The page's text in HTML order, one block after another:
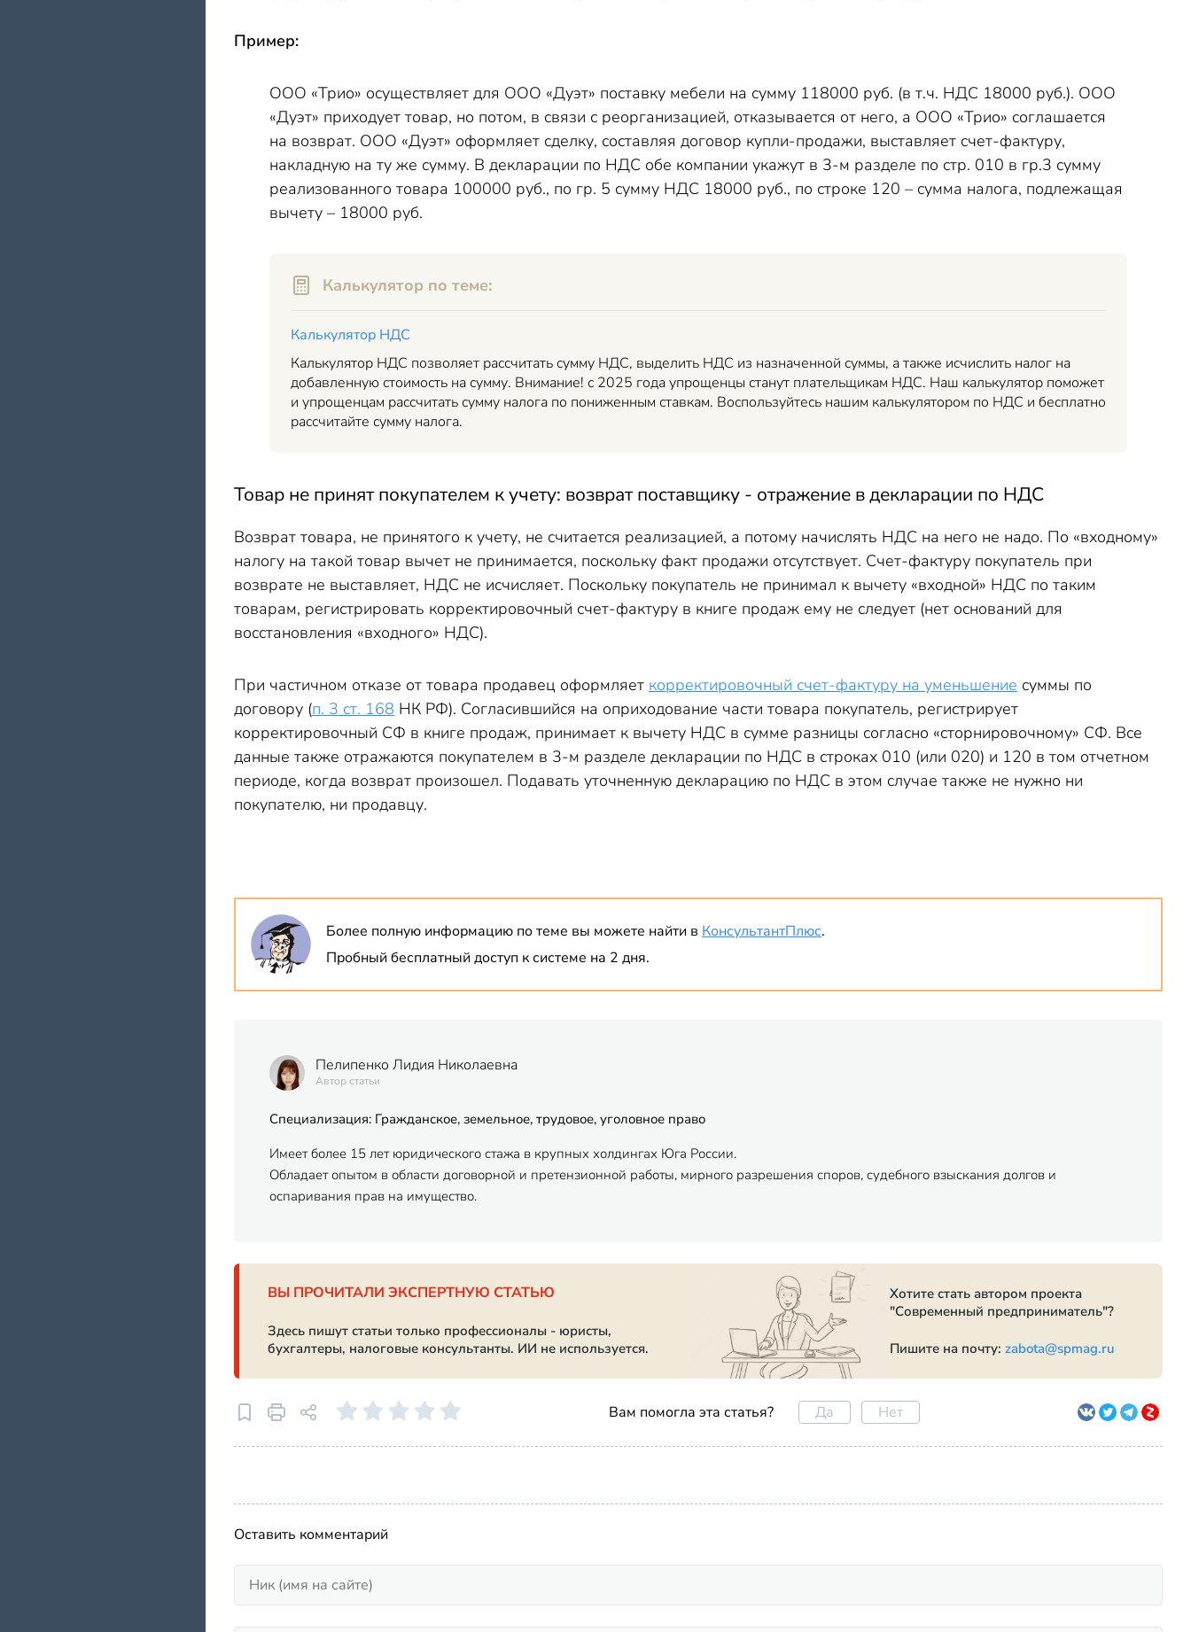
Пример:
ООО «Трио» осуществляет для ООО «Дуэт» поставку мебели на сумму 118000 руб. (в т.ч. НДС 18000 руб.). ООО
«Дуэт» приходует товар, но потом, в связи с реорганизацией, отказывается от него, а ООО «Трио» соглашается
на возврат. ООО «Дуэт» оформляет сделку, составляя договор купли-продажи, выставляет счет-фактуру,
накладную на ту же сумму. В декларации по НДС обе компании укажут в 3-м разделе по стр. 010 в гр.3 сумму
реализованного товара 100000 руб., по гр. 5 сумму НДС 18000 руб., по строке 120 – сумма налога, подлежащая
вычету – 18000 руб.
Калькулятор по теме:
Калькулятор НДС
Калькулятор НДС позволяет рассчитать сумму НДС, выделить НДС из назначенной суммы, а также исчислить налог на
добавленную стоимость на сумму. Внимание! с 2025 года упрощенцы станут плательщикам НДС. Наш калькулятор поможет
и упрощенцам рассчитать сумму налога по пониженным ставкам. Воспользуйтесь нашим калькулятором по НДС и бесплатно
рассчитайте сумму налога.
Товар не принят покупателем к учету: возврат поставщику - отражение в декларации по НДС
Возврат товара, не принятого к учету, не считается реализацией, а потому начислять НДС на него не надо. По «входному»
налогу на такой товар вычет не принимается, поскольку факт продажи отсутствует. Счет-фактуру покупатель при
возврате не выставляет, НДС не исчисляет. Поскольку покупатель не принимал к вычету «входной» НДС по таким
товарам, регистрировать корректировочный счет-фактуру в книге продаж ему не следует (нет оснований для
восстановления «входного» НДС).
При частичном отказе от товара продавец оформляет корректировочный счет-фактуру на уменьшение суммы по
договору (п. 3 ст. 168 НК РФ). Согласившийся на оприходование части товара покупатель, регистрирует
корректировочный СФ в книге продаж, принимает к вычету НДС в сумме разницы согласно «сторнировочному» СФ. Все
данные также отражаются покупателем в 3-м разделе декларации по НДС в строках 010 (или 020) и 120 в том отчетном
периоде, когда возврат произошел. Подавать уточненную декларацию по НДС в этом случае также не нужно ни
покупателю, ни продавцу.
Более полную информацию по теме вы можете найти в КонсультантПлюс.
Пробный бесплатный доступ к системе на 2 дня.
Пелипенко Лидия Николаевна
Автор статьи
Специализация: Гражданское, земельное, трудовое, уголовное право
Имеет более 15 лет юридического стажа в крупных холдингах Юга России.
Обладает опытом в области договорной и претензионной работы, мирного разрешения споров, судебного взыскания долгов и
оспаривания прав на имущество.
ВЫ ПРОЧИТАЛИ ЭКСПЕРТНУЮ СТАТЬЮ
Здесь пишут статьи только профессионалы - юристы,
бухгалтеры, налоговые консультанты. ИИ не используется.
Хотите стать автором проекта
"Современный предприниматель"?
Пишите на почту:zabota@spmag.ru
Вам помогла эта статья? Да Нет
Оставить комментарий